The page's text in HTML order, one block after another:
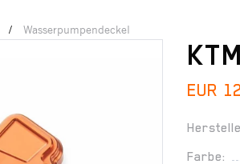
Wasserpumpendeckel
EUR
Farbe: